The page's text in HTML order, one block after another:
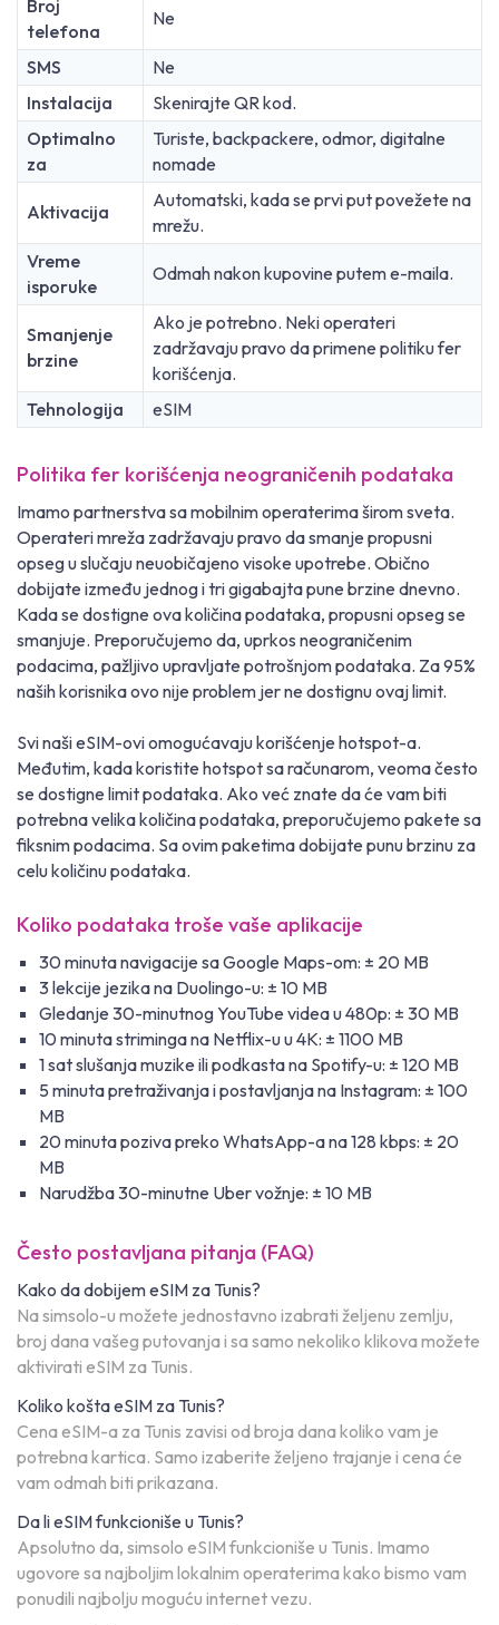
Broj
telefona
Ne
SMS
Ne
Instalacija
Skenirajte QR kod.
Optimalno
za
Turiste, backpackere, odmor, digitalne
nomade
Aktivacija
Automatski, kada se prvi put povežete na
mrežu.
Vreme
isporuke
Odmah nakon kupovine putem e-maila.
Smanjenje
brzine
Ako je potrebno. Neki operateri
zadržavaju pravo da primene politiku fer
korišćenja.
Tehnologija
eSIM
Politika fer korišćenja neograničenih podataka
Imamo partnerstva sa mobilnim operaterima širom sveta.
Operateri mreža zadržavaju pravo da smanje propusni
opseg u slučaju neuobičajeno visoke upotrebe. Obično
dobijate između jednog i tri gigabajta pune brzine dnevno.
Kada se dostigne ova količina podataka, propusni opseg se
smanjuje. Preporučujemo da, uprkos neograničenim
podacima, pažljivo upravljate potrošnjom podataka. Za 95%
naših korisnika ovo nije problem jer ne dostignu ovaj limit.
Svi naši eSIM-ovi omogućavaju korišćenje hotspot-a.
Međutim, kada koristite hotspot sa računarom, veoma često
se dostigne limit podataka. Ako već znate da će vam biti
potrebna velika količina podataka, preporučujemo pakete sa
fiksnim podacima. Sa ovim paketima dobijate punu brzinu za
celu količinu podataka.
Koliko podataka troše vaše aplikacije
30 minuta navigacije sa Google Maps-om: ± 20 MB
3 lekcije jezika na Duolingo-u: ± 10 MB
Gledanje 30-minutnog YouTube videa u 480p: ± 30 MB
10 minuta striminga na Netflix-u u 4K: ± 1100 MB
1 sat slušanja muzike ili podkasta na Spotify-u: ± 120 MB
5 minuta pretraživanja i postavljanja na Instagram: ± 100
MB
20 minuta poziva preko WhatsApp-a na 128 kbps: ± 20
MB
Narudžba 30-minutne Uber vožnje: ± 10 MB
Često postavljana pitanja (FAQ)
Kako da dobijem eSIM za Tunis?
Na simsolo-u možete jednostavno izabrati željenu zemlju,
broj dana vašeg putovanja i sa samo nekoliko klikova možete
aktivirati eSIM za Tunis.
Koliko košta eSIM za Tunis?
Cena eSIM-a za Tunis zavisi od broja dana koliko vam je
potrebna kartica. Samo izaberite željeno trajanje i cena će
vam odmah biti prikazana.
Da li eSIM funkcioniše u Tunis?
Apsolutno da, simsolo eSIM funkcioniše u Tunis. Imamo
ugovore sa najboljim lokalnim operaterima kako bismo vam
ponudili najbolju moguću internet vezu.